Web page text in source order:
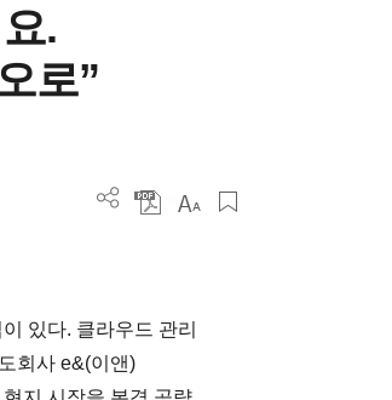
.
로”
있다. 클라우드 관리
회사 e&(이앤)